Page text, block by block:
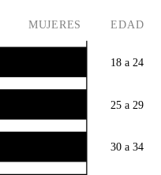
MUJERES EDAD
18 a 24
25 a 29
30 a 34